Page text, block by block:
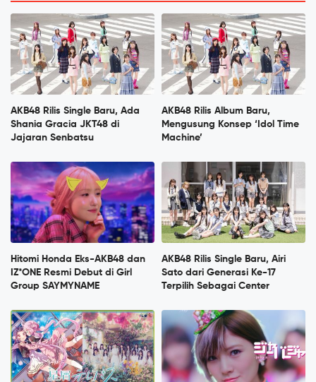
AKB48 Rilis Single Baru, Ada
Shania Gracia JKT48 di
Jajaran Senbatsu
AKB48 Rilis Album Baru,
Mengusung Konsep ‘Idol Time
Machine’
Hitomi Honda Eks-AKB48 dan
IZ*ONE Resmi Debut di Girl
Group SAYMYNAME
AKB48 Rilis Single Baru, Airi
Sato dari Generasi Ke-17
Terpilih Sebagai Center